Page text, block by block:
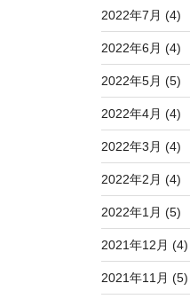
2022年7月 (4)
2022年6月 (4)
2022年5月 (5)
2022年4月 (4)
2022年3月 (4)
2022年2月 (4)
2022年1月 (5)
2021年12月 (4)
2021年11月 (5)